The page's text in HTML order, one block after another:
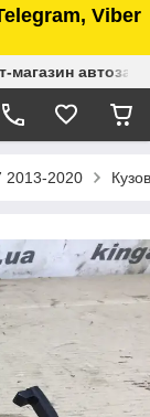
Viber
магазин
2013-2020 Кузов